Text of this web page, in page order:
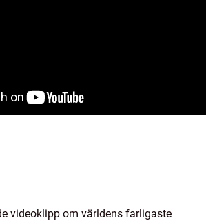
videoklipp om världens farligaste